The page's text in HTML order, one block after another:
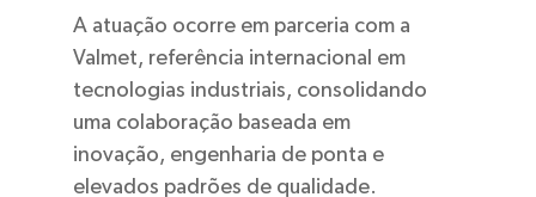
A atuação ocorre em parceria com a
Valmet, referência internacional em
tecnologias industriais, consolidando
uma colaboração baseada em
inovação, engenharia de ponta e
elevados padrões de qualidade.